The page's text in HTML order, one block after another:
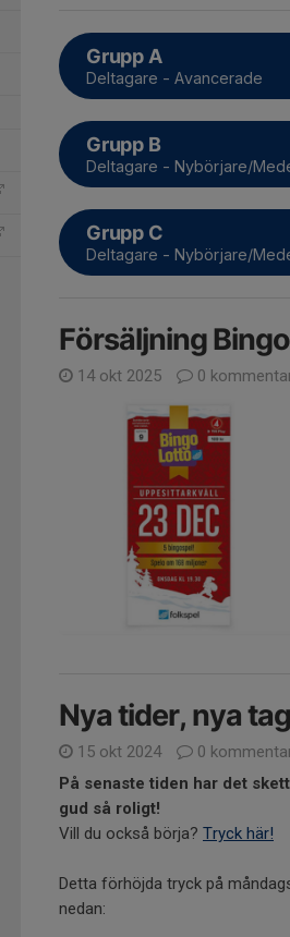
Grupp A
Deltagare - Avancerade
Grupp B
Deltagare - Nybörjare/
Grupp C
Deltagare - Nybörjare/
Försäljning
14 okt 2025
0
Nya tider, nya
15 okt 2024
0
På senaste tiden har det
gud så roligt!
Vill du också börja? Tryck här!
Detta förhöjda tryck på
nedan: